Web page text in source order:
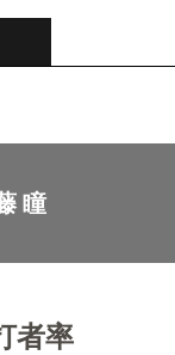
瞳
者率